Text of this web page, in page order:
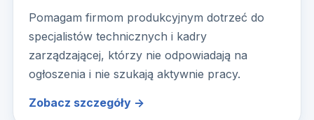
Pomagam firmom produkcyjnym dotrzeć do
specjalistów technicznych i kadry
zarządzającej, którzy nie odpowiadają na
ogłoszenia i nie szukają aktywnie pracy.
Zobacz szczegóły →